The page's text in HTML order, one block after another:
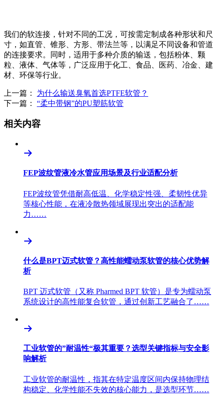
我们的软连接，针对不同的工况，可按需定制成各种形状和尺
寸，如直管、锥形、方形、带法兰等，以满足不同设备和管道
的连接要求。同时，适用于多种介质的输送，包括粉体、颗
粒、液体、气体等，广泛应用于化工、食品、医药、冶金、建
材、环保等行业。
上一篇： 为什么输送臭氧首选PTFE软管？
下一篇： “柔中带钢”的PU塑筋软管
相关内容
FEP波纹管液冷水管应用场景及行业适配分析
FEP波纹管凭借耐高低温、化学稳定性强、柔韧性优异
等核心性能，在液冷散热领域展现出突出的适配能
力……
什么是BPT迈式软管？高性能蠕动泵软管的核心优势解
析
BPT 迈式软管（又称 Pharmed BPT 软管）是专为蠕动泵
系统设计的高性能复合软管，通过创新工艺融合了……
工业软管的”耐温性“极其重要？选型关键指标与安全影
响解析
工业软管的耐温性，指其在特定温度区间内保持物理结
构稳定、化学性能不失效的核心能力，是选型环节……